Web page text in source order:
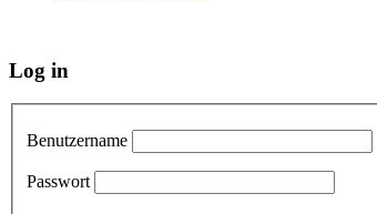
Log in
Benutzername
Passwort